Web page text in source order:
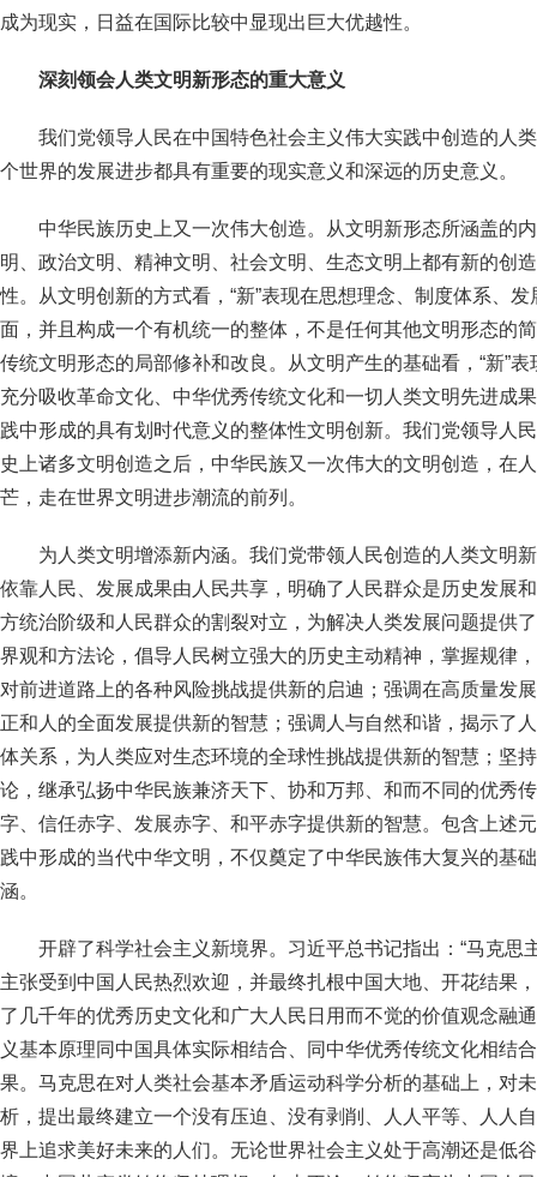
成为现实，日益在国际比较中显现出巨大优越性。
深刻领会人类文明新形态的重大意义
我们党领导人民在中国特色社会主义伟大实践中创造的人
个世界的发展进步都具有重要的现实意义和深远的历史意义。
中华民族历史上又一次伟大创造。从文明新形态所涵盖的
明、政治文明、精神文明、社会文明、生态文明上都有新的创
性。从文明创新的方式看，“新”表现在思想理念、制度体系、
面，并且构成一个有机统一的整体，不是任何其他文明形态的简
传统文明形态的局部修补和改良。从文明产生的基础看，“新”
充分吸收革命文化、中华优秀传统文化和一切人类文明先进成
践中形成的具有划时代意义的整体性文明创新。我们党领导人
史上诸多文明创造之后，中华民族又一次伟大的文明创造，在
芒，走在世界文明进步潮流的前列。
为人类文明增添新内涵。我们党带领人民创造的人类文明
依靠人民、发展成果由人民共享，明确了人民群众是历史发展
方统治阶级和人民群众的割裂对立，为解决人类发展问题提供
界观和方法论，倡导人民树立强大的历史主动精神，掌握规律
对前进道路上的各种风险挑战提供新的启迪；强调在高质量发
正和人的全面发展提供新的智慧；强调人与自然和谐，揭示了
体关系，为人类应对生态环境的全球性挑战提供新的智慧；坚
论，继承弘扬中华民族兼济天下、协和万邦、和而不同的优秀
字、信任赤字、发展赤字、和平赤字提供新的智慧。包含上述
践中形成的当代中华文明，不仅奠定了中华民族伟大复兴的基
涵。
开辟了科学社会主义新境界。习近平总书记指出：“马克思
主张受到中国人民热烈欢迎，并最终扎根中国大地、开花结果
了几千年的优秀历史文化和广大人民日用而不觉的价值观念融
义基本原理同中国具体实际相结合、同中华优秀传统文化相结
果。马克思在对人类社会基本矛盾运动科学分析的基础上，对
析，提出最终建立一个没有压迫、没有剥削、人人平等、人人
界上追求美好未来的人们。无论世界社会主义处于高潮还是低